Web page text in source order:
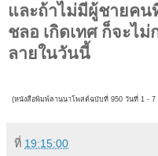
และถ้าไม่มีผู้ชายคน
ชลอ เกิดเทศ ก็จะไ
ลายในวันนี้
(หนังสือพิมพ์ลานนาโพสต์ฉบับที่ 950 วันที่ 1 - 7
ที่ 19:15:00